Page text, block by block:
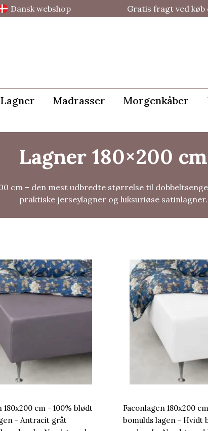
Dansk webshop Gratis fragt ved køb
Lagner Madrasser Morgenkåber
Lagner 180×200 cm
cm – den mest udbredte størrelse til
praktiske jerseylagner og luksuriøse satinlagner.
180x200 cm - 100% blødt
- Antracit gråt
Faconlagen 180x200
bomulds lagen - Hvidt